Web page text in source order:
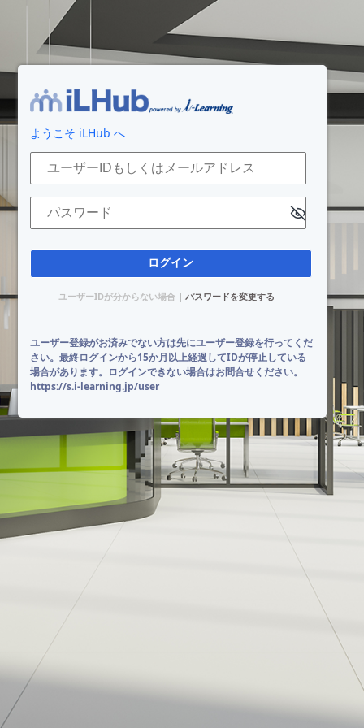
ログイン
ようこそ iLHub へ
ユーザーIDもしくはメールアドレス
パスワード
ユーザーIDが分からない場合 | パスワードを変更する
ユーザー登録がお済みでない方は先にユーザー登録を行ってくだ
さい。最終ログインから15か月以上経過してIDが停止している
場合があります。ログインできない場合はお問合せください。
https://s.i-learning.jp/user